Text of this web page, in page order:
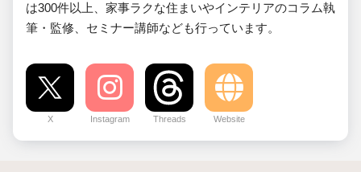
は300件以上、家事ラクな住まいやインテリアのコラム執
筆・監修、セミナー講師なども行っています。
X Instagram Threads Website